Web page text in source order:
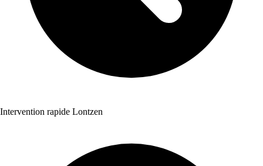
Intervention rapide Lontzen